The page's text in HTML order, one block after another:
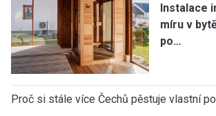
Instalace
míru v
po…
Proč si stále více Čechů pěstuje vlastní